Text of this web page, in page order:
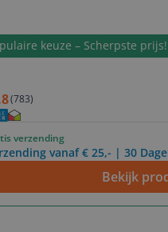
keuze – Scherpste prijs!
(783)
verzending
vanaf € 25,- | 30
Bekijk